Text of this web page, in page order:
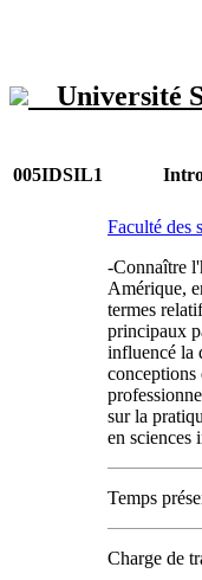
Université
005IDSIL1
Faculté des
-Connaître
Amérique,
termes
principaux
influencé la
conceptions
sur la
en sciences
Temps
Charge de